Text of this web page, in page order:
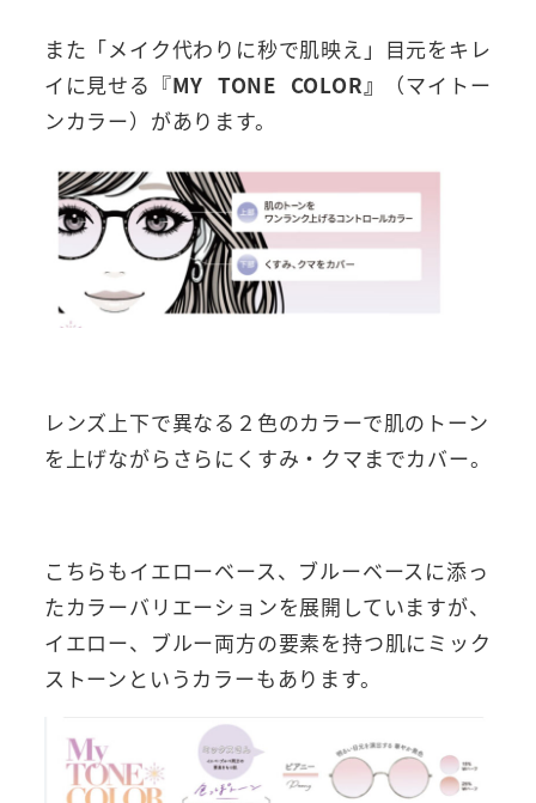
また「メイク代わりに秒で肌映え」目元をキレ
イに見せる『MY TONE COLOR』
（マイトー
ンカラー）があります。
レンズ上下で異なる２色のカラーで肌のトーン
を上げながらさらにくすみ・クマまでカバー。
こちらもイエローベース、ブルーベースに添っ
たカラーバリエーションを展開していますが、
イエロー、ブルー両方の要素を持つ肌にミック
ストーンというカラーもあります。